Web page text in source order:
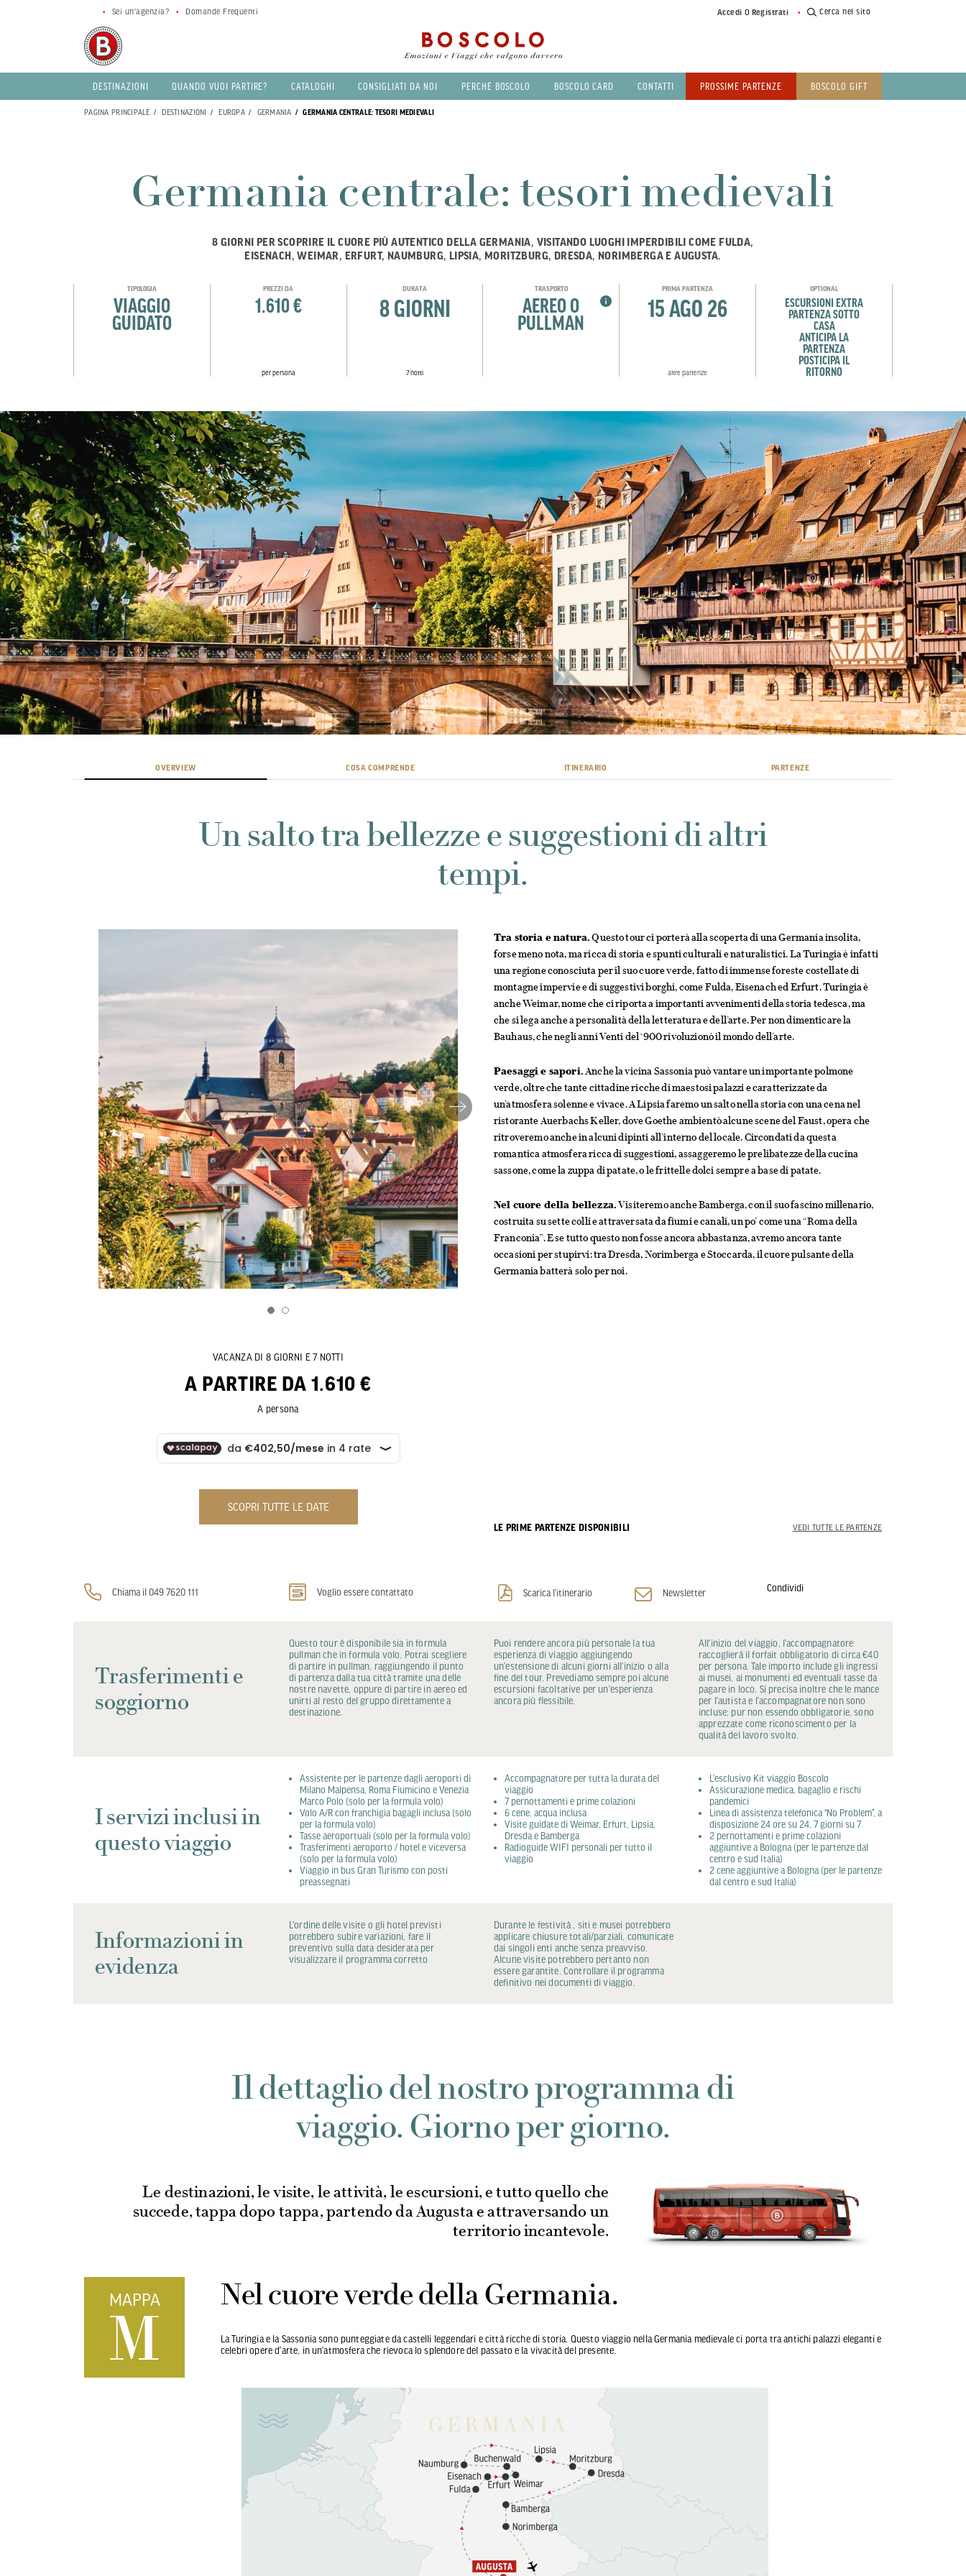
DESTINAZIONI QUANDO VUOI PARTIRE? CATALOGHI CONSIGLIATI DA NOI PERCHÉ BOSCOLO BOSCOLO CARD CONTATTI PROSSIME PARTENZE BOSCOLO GIFT
Sei un'agenzia? Domande Frequenti Accedi o Registrati Cerca nel sito
PAGINA PRINCIPALE DESTINAZIONI EUROPA GERMANIA GERMANIA CENTRALE: TESORI MEDIEVALI
Germania centrale: tesori medievali
8 GIORNI PER SCOPRIRE IL CUORE PIÙ AUTENTICO DELLA GERMANIA, VISITANDO LUOGHI IMPERDIBILI COME FULDA,
EISENACH, WEIMAR, ERFURT, NAUMBURG, LIPSIA, MORITZBURG, DRESDA, NORIMBERGA E AUGUSTA.
TIPOLOGIA
VIAGGIO
GUIDATO
PREZZI DA
1.610 €
per persona
DURATA
8 GIORNI
7 notti
TRASPORTO
AEREO O
PULLMAN
PRIMA PARTENZA
15 AGO 26
altre partenze
OPTIONAL
ESCURSIONI EXTRA
PARTENZA SOTTO
CASA
ANTICIPA LA
PARTENZA
POSTICIPA IL
RITORNO
OVERVIEW COSA COMPRENDE ITINERARIO PARTENZE
Un salto tra bellezze e suggestioni di altri
tempi.
VACANZA DI 8 GIORNI E 7 NOTTI
A PARTIRE DA 1.610 €
A persona
SCOPRI TUTTE LE DATE
Tra storia e natura.Questo tour ci porterà alla scoperta di una Germania insolita,
forse meno nota, ma ricca di storia e spunti culturali e naturalistici. La Turingia è infatti
una regione conosciuta per il suo cuore verde, fatto di immense foreste costellate di
montagne impervie e di suggestivi borghi, come Fulda, Eisenach ed Erfurt. Turingia è
anche Weimar, nome che ci riporta a importanti avvenimenti della storia tedesca, ma
che si lega anche a personalità della letteratura e dell’arte. Per non dimenticare la
Bauhaus, che negli anni Venti del ‘900 rivoluzionò il mondo dell’arte.
Paesaggi e sapori.Anche la vicina Sassonia può vantare un importante polmone
verde, oltre che tante cittadine ricche di maestosi palazzi e caratterizzate da
un’atmosfera solenne e vivace. A Lipsia faremo un salto nella storia con una cena nel
ristorante Auerbachs Keller, dove Goethe ambientò alcune scene del Faust, opera che
ritroveremo anche in alcuni dipinti all’interno del locale. Circondati da questa
romantica atmosfera ricca di suggestioni, assaggeremo le prelibatezze della cucina
sassone, come la zuppa di patate, o le frittelle dolci sempre a base di patate.
Nel cuore della bellezza.Visiteremo anche Bamberga, con il suo fascino millenario,
costruita su sette colli e attraversata da fiumi e canali, un po’ come una “Roma della
Franconia”. E se tutto questo non fosse ancora abbastanza, avremo ancora tante
occasioni per stupirvi: tra Dresda, Norimberga e Stoccarda, il cuore pulsante della
Germania batterà solo per noi.
LE PRIME PARTENZE DISPONIBILI VEDI TUTTE LE PARTENZE
Chiama il 049 7620 111 Voglio essere contattato Scarica l’itinerario Newsletter Condividi
Trasferimenti e
soggiorno
Questo tour è disponibile sia in formula
pullman che in formula volo. Potrai scegliere
di partire in pullman, raggiungendo il punto
di partenza dalla tua città tramite una delle
nostre navette, oppure di partire in aereo ed
unirti al resto del gruppo direttamente a
destinazione.
Puoi rendere ancora più personale la tua
esperienza di viaggio aggiungendo
un’estensione di alcuni giorni all’inizio o alla
fine del tour. Prevediamo sempre poi alcune
escursioni facoltative per un’esperienza
ancora più flessibile.
All’inizio del viaggio, l’accompagnatore
raccoglierà il forfait obbligatorio di circa €40
per persona. Tale importo include gli ingressi
ai musei, ai monumenti ed eventuali tasse da
pagare in loco. Si precisa inoltre che le mance
per l’autista e l’accompagnatore non sono
incluse; pur non essendo obbligatorie, sono
apprezzate come riconoscimento per la
qualità del lavoro svolto.
I servizi inclusi in
questo viaggio
Assistente per le partenze dagli aeroporti di
Milano Malpensa, Roma Fiumicino e Venezia
Marco Polo (solo per la formula volo)
Volo A/R con franchigia bagagli inclusa (solo
per la formula volo)
Tasse aeroportuali (solo per la formula volo)
Trasferimenti aeroporto / hotel e viceversa
(solo per la formula volo)
Viaggio in bus Gran Turismo con posti
preassegnati
Accompagnatore per tutta la durata del
viaggio
7 pernottamenti e prime colazioni
6 cene, acqua inclusa
Visite guidate di Weimar, Erfurt, Lipsia,
Dresda e Bamberga
Radioguide WIFI personali per tutto il
viaggio
L’esclusivo Kit viaggio Boscolo
Assicurazione medica, bagaglio e rischi
pandemici
Linea di assistenza telefonica “No Problem”, a
disposizione 24 ore su 24, 7 giorni su 7
2 pernottamenti e prime colazioni
aggiuntive a Bologna (per le partenze dal
centro e sud Italia)
2 cene aggiuntive a Bologna (per le partenze
dal centro e sud Italia)
Informazioni in
evidenza
L'ordine delle visite o gli hotel previsti
potrebbero subire variazioni, fare il
preventivo sulla data desiderata per
visualizzare il programma corretto
Durante le festività , siti e musei potrebbero
applicare chiusure totali/parziali, comunicate
dai singoli enti anche senza preavviso.
Alcune visite potrebbero pertanto non
essere garantite. Controllare il programma
definitivo nei documenti di viaggio.
Il dettaglio del nostro programma di
viaggio. Giorno per giorno.
Le destinazioni, le visite, le attività, le escursioni, e tutto quello che
succede, tappa dopo tappa, partendo da Augusta e attraversando un
territorio incantevole.
MAPPA
M
Nel cuore verde della Germania.
La Turingia e la Sassonia sono punteggiate da castelli leggendari e città ricche di storia. Questo viaggio nella Germania medievale ci porta tra antichi palazzi eleganti e
celebri opere d’arte, in un’atmosfera che rievoca lo splendore del passato e la vivacità del presente.